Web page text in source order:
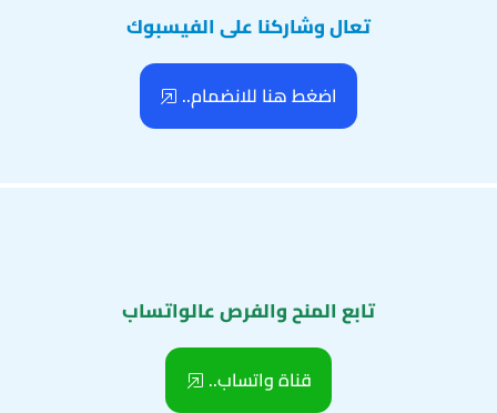
تعال وشاركنا على الفيسبوك
اضغط هنا للانضمام..
تابع المنح والفرص عالواتساب
قناة واتساب..